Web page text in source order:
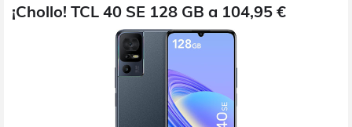
¡Chollo! TCL 40 SE 128 GB a 104,95 €